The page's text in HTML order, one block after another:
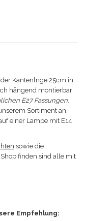
Kantenlnge 25cm in
hängend montierbar
E27 Fassungen.
Sortiment an,
einer Lampe mit E14
sowie die
finden sind alle mit
Empfehlung: